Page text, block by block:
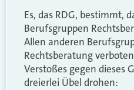
Es, das RDG, bestimmt,
Berufsgruppen
Allen anderen
Rechtsberatung
Verstoßes gegen dieses
dreierlei Übel drohen: